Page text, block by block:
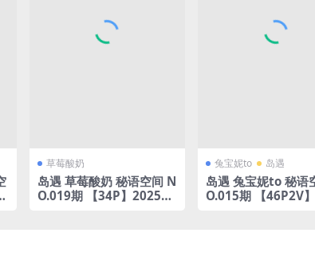
草莓酸奶
岛遇 草莓酸奶 秘语空间 N
O.019期 【34P】2025年
兔宝妮to 岛遇
岛遇 兔宝妮to 秘语
O.015期 【46P2V